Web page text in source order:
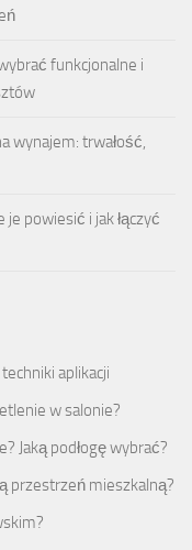
funkcjonalne i
wynajem: trwałość,
powiesić i jak łączyć
aplikacji
w salonie?
Jaką podłogę wybrać?
przestrzeń mieszkalną?